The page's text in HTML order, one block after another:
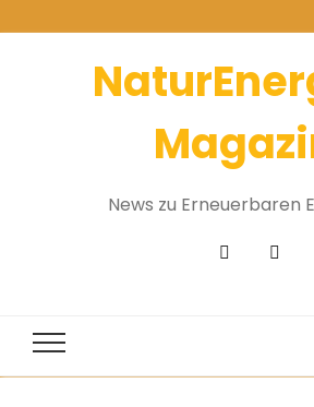
News zu Erneuerbaren